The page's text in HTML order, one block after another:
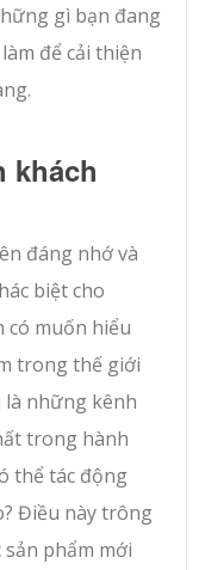
gì bạn đang
để cải thiện
khách
đáng nhớ và
biệt cho
có muốn hiểu
trong thế giới
là những kênh
trong hành
thể tác động
Điều này trông
phẩm mới